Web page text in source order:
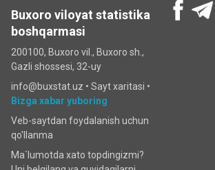
Buxoro viloyat statistika
boshqarmasi
200100, Buxoro vil., Buxoro sh.,
Gazli shossesi, 32-uy
info@buxstat.uz • Sayt xaritasi •
Bizga xabar yuboring
Veb-saytdan foydalanish uchun
qo'llanma
Ma`lumotda xato topdingizmi?